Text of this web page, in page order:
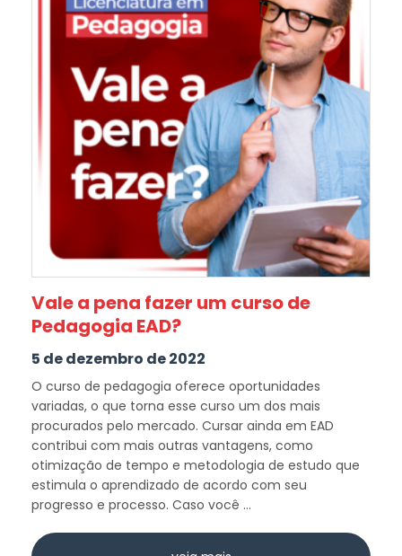
Vale a pena fazer um curso de
Pedagogia EAD?
5 de dezembro de 2022
O curso de pedagogia oferece oportunidades
variadas, o que torna esse curso um dos mais
procurados pelo mercado. Cursar ainda em EAD
contribui com mais outras vantagens, como
otimização de tempo e metodologia de estudo que
estimula o aprendizado de acordo com seu
progresso e processo. Caso você ...